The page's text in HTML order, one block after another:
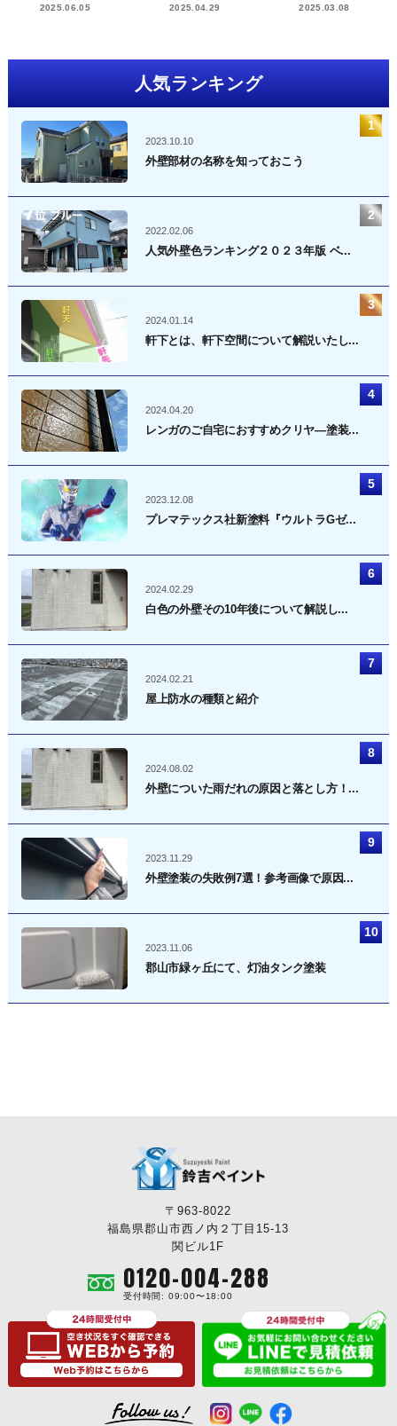
2025.06.05 2025.04.29 2025.03.08
人気ランキング
2023.10.10
外壁部材の名称を知っておこう
2022.02.06
人気外壁色ランキング２０２３年版 ベ...
2024.01.14
軒下とは、軒下空間について解説いたし...
2024.04.20
レンガのご自宅におすすめクリヤ―塗装...
2023.12.08
プレマテックス社新塗料『ウルトラGゼ...
2024.02.29
白色の外壁その10年後について解説し...
2024.02.21
屋上防水の種類と紹介
2024.08.02
外壁についた雨だれの原因と落とし方！...
2023.11.29
外壁塗装の失敗例7選！参考画像で原因...
2023.11.06
郡山市緑ヶ丘にて、灯油タンク塗装
〒963-8022
福島県郡山市西ノ内２丁目15-13
関ビル1F
0120-004-288
受付時間: 09:00〜18:00